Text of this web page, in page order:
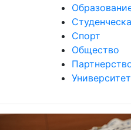
Спорт
Общество